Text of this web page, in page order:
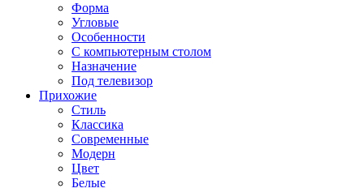
Форма
Угловые
Особенности
С компьютерным столом
Назначение
Под телевизор
Прихожие
Стиль
Классика
Современные
Модерн
Цвет
Белые